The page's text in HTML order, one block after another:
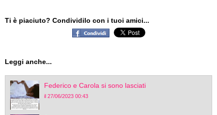
Ti è piaciuto? Condividilo con i tuoi amici...
Leggi anche...
Federico e Carola si sono lasciati
il 27/06/2023 00:43